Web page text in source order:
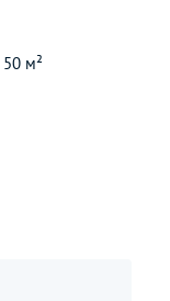
50 м²